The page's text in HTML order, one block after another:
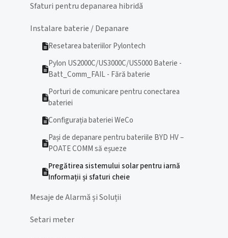
Sfaturi pentru depanarea hibridă
Instalare baterie / Depanare
Resetarea bateriilor Pylontech
Pylon US2000C/US3000C/US5000 Baterie -
Batt_Comm_FAIL - Fără baterie
Porturi de comunicare pentru conectarea
bateriei
Configurația bateriei WeCo
Pași de depanare pentru bateriile BYD HV –
POATE COMM să eșueze
Pregătirea sistemului solar pentru iarnă
Informații și sfaturi cheie
Mesaje de Alarmă și Soluții
Setari meter